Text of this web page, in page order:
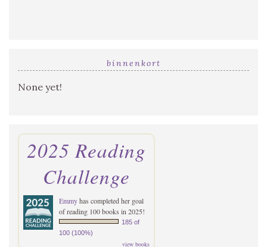
binnenkort
None yet!
2025 Reading
Challenge
Emmyhas completed her goal
of reading 100 books in 2025!
185 of
100 (100%)
view books